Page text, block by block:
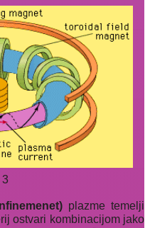
3
plazme temelji
ostvari kombinacijom jako